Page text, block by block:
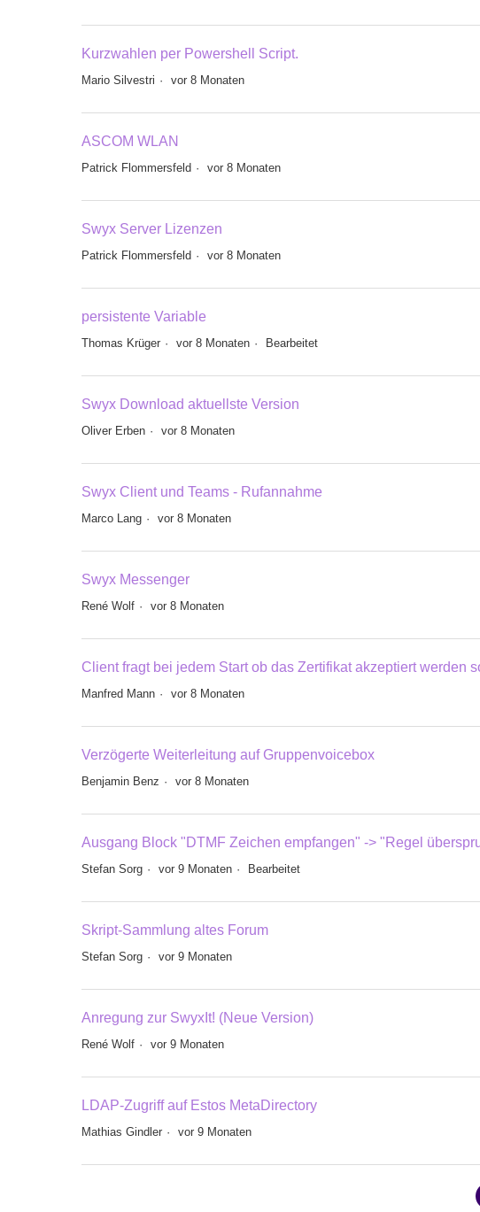
Kurzwahlen per Powershell Script.
Mario Silvestri vor 8 Monaten
ASCOM WLAN
Patrick Flommersfeld vor 8 Monaten
Swyx Server Lizenzen
Patrick Flommersfeld vor 8 Monaten
persistente Variable
Thomas Krüger vor 8 Monaten Bearbeitet
Swyx Download aktuellste Version
Oliver Erben vor 8 Monaten
Swyx Client und Teams - Rufannahme
Marco Lang vor 8 Monaten
Swyx Messenger
René Wolf vor 8 Monaten
Client fragt bei jedem Start ob das Zertifikat akzeptiert werden
Manfred Mann vor 8 Monaten
Verzögerte Weiterleitung auf Gruppenvoicebox
Benjamin Benz vor 8 Monaten
Ausgang Block "DTMF Zeichen empfangen" -> "Regel
Stefan Sorg vor 9 Monaten Bearbeitet
Skript-Sammlung altes Forum
Stefan Sorg vor 9 Monaten
Anregung zur SwyxIt! (Neue Version)
René Wolf vor 9 Monaten
LDAP-Zugriff auf Estos MetaDirectory
Mathias Gindler vor 9 Monaten